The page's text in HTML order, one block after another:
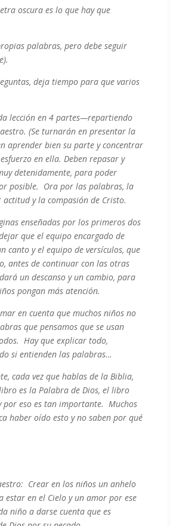
oscura es lo que hay que
palabras, pero debe seguir
deja tiempo para que varios
lección en 4 partes—repartiendo
(Se turnarán en presentar la
aprender bien su parte y concentrar
en ella. Deben repasar y
detenidamente, para poder
posible. Ora por las palabras, la
y la compasión de Cristo.
enseñadas por los primeros dos
que el equipo encargado de
canto y el equipo de versículos, que
antes de continuar con las otras
un descanso y un cambio, para
pongan más atención.
en cuenta que muchos niños no
que pensamos que se usan
Hay que explicar todo,
si entienden las palabras…
cada vez que hablas de la Biblia,
es la Palabra de Dios, el libro
por eso es tan importante. Muchos
haber oído esto y no saben por qué
Crear en los niños un anhelo
estar en el Cielo y un amor por ese
niño a darse cuenta que es